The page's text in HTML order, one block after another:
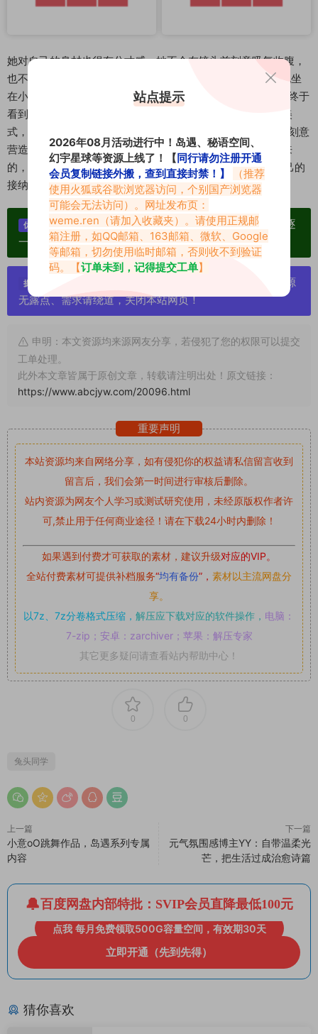
她对自己的身材也很有分寸感。她不会在镜头前刻意吸气收腹，
也不会用后期把自己的腰P得像筷子。浇多肉那张照片里，她坐
在小椅子上，肚子上有一点点肉感的褶皱，评论区里有人说“终于
看到真实的博主了”，她回复说“褶皱是因为刚喝了一大杯冰美
式，肚子有点胀，很正常呀”。这种松弛的状态，反而比那些刻意
营造的“完美身材”更能打动人。所谓气质，从来都不是瘦出来
的，也不是靠昂贵的护肤品和化妆品堆出来的，而是你对自己的
接纳，对生活的热爱，还有对每一件小事的认真。
优势：
单个博主作品统一整合分享、素材高度去重复、逐
一归档方便收藏！
提示：
严禁搬运资源链接，一经发现封号处理，素材资源
无露点、需求请绕道，关闭本站网页！
申明：本文资源均来源网友分享，若侵犯了您的权限可以提交
工单处理。
此外本文章皆属于原创文章，转载请注明出处！原文链接：
https://www.abcjyw.com/20096.html
重要声明
本站资源均来自网络分享，如有侵犯你的权益请私信留言收到
留言后，我们会第一时间进行审核后删除。
站内资源为网友个人学习或测试研究使用，未经原版权作者许
可,禁止用于任何商业途径！请在下载24小时内删除！
如果遇到付费才可获取的素材，建议升级对应的VIP。
全站付费素材可提供补档服务“均有备份”， 素材以主流网盘分
享。
以7z、7z分卷格式压缩， 解压应下载对应的软件操作， 电脑：
7-zip；安卓：zarchiver；苹果：解压专家
其它更多疑问请查看站内帮助中心！
0 0
兔头同学
上一篇
小意oO跳舞作品，岛遇系列专属
内容
下一篇
元气氛围感博主YY：自带温柔光
芒，把生活过成治愈诗篇
百度网盘内部特批：SVIP会员直降最低100元
点我 每月免费领取500G容量空间，有效期30天
立即开通（先到先得）
猜你喜欢
站点提示
2026年08月活动进行中！岛遇、秘语空间、
幻宇星球等资源上线了！【同行请勿注册开通
会员复制链接外搬，查到直接封禁！】
（推荐
使用火狐或谷歌浏览器访问，个别国产浏览器
可能会无法访问）。网址发布页：
weme.ren （请加入收藏夹）。请使用正规邮
箱注册，如QQ邮箱、163邮箱、微软、Google
等邮箱，切勿使用临时邮箱，否则收不到验证
码。【订单未到，记得提交工单】